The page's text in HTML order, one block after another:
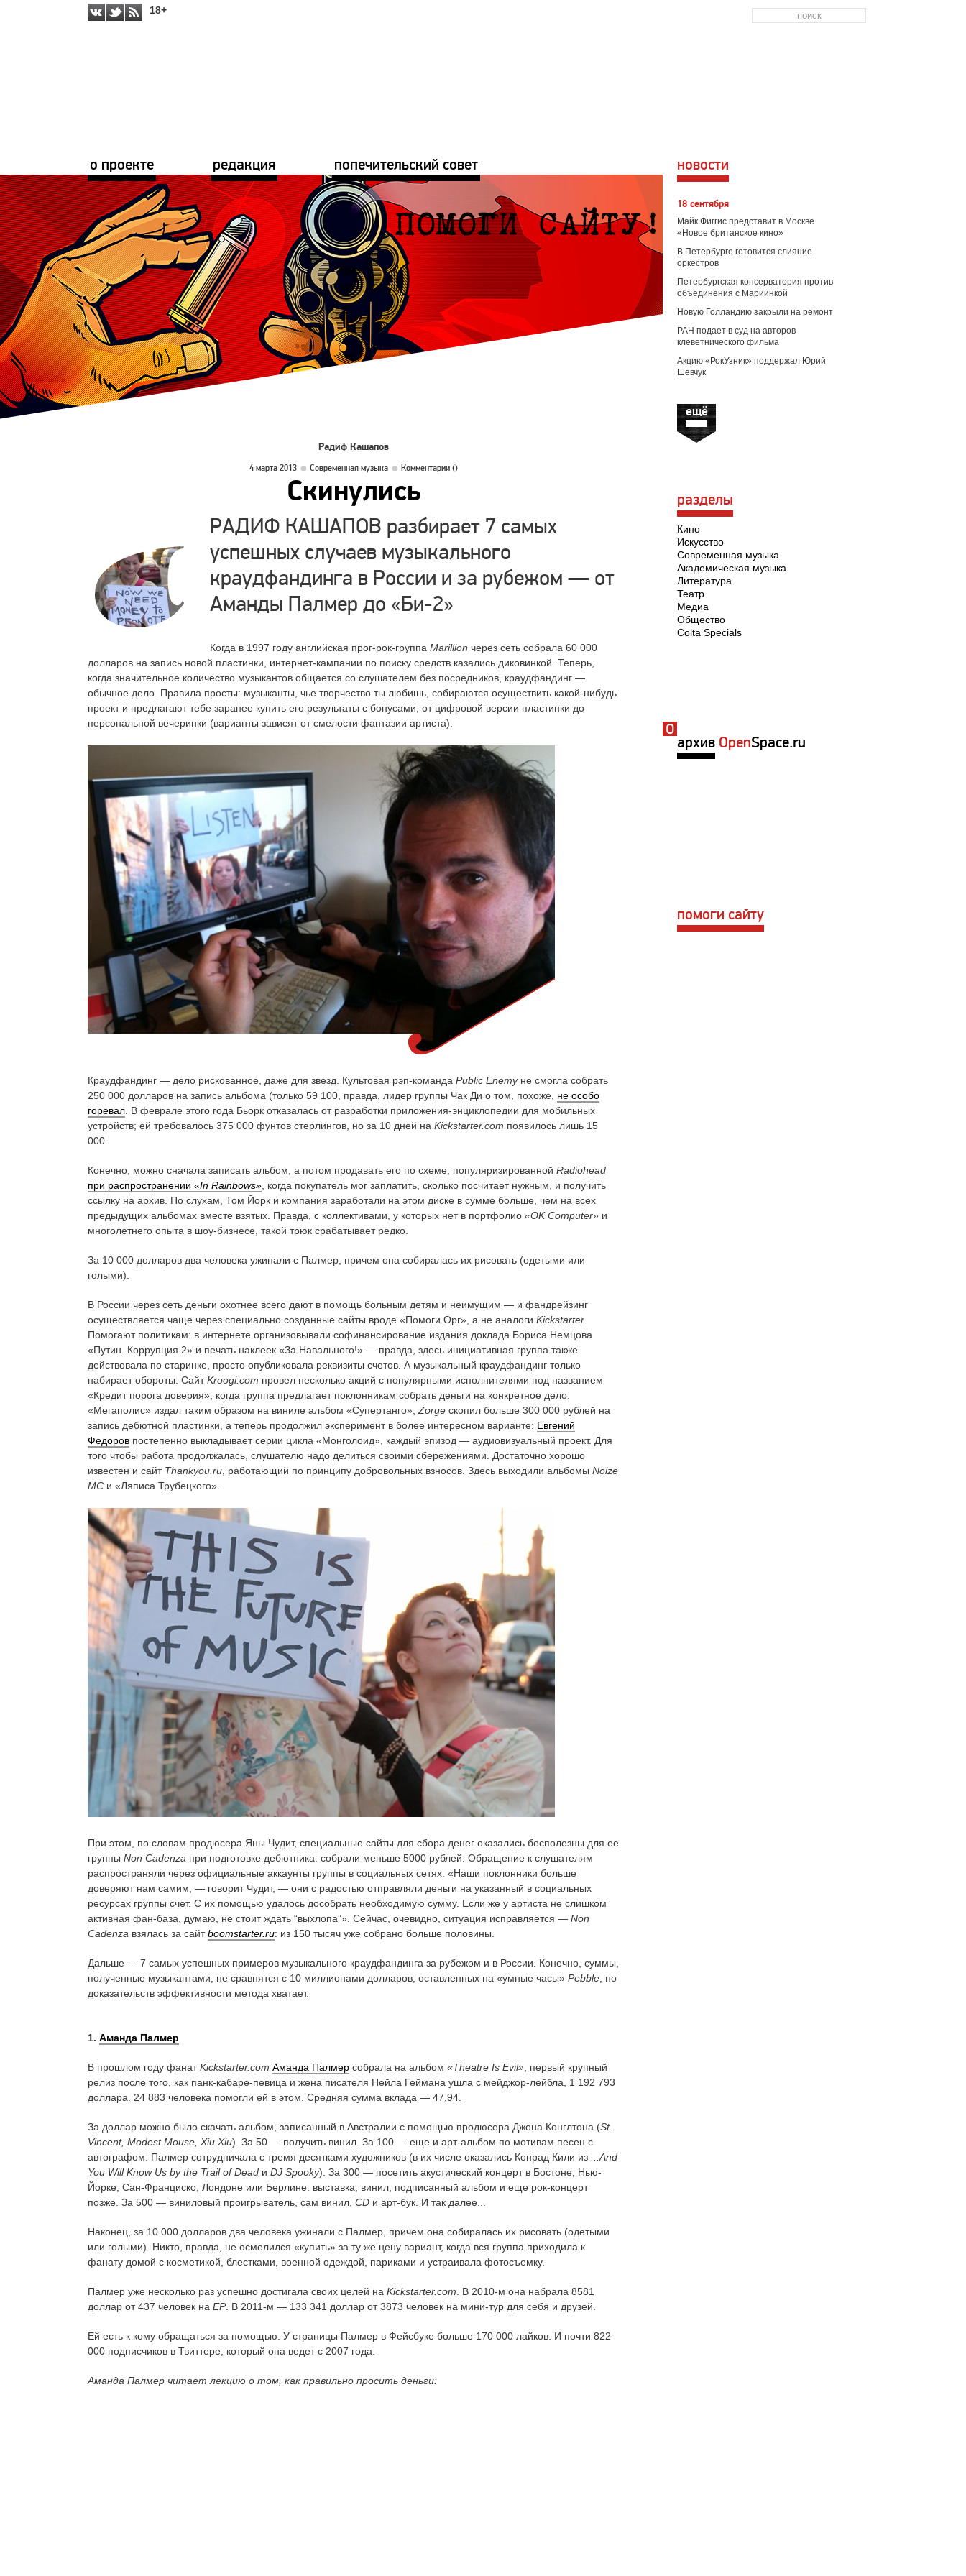
18+
о проекте редакция попечительский совет
Радиф Кашапов
4 марта 2013 Современная музыка Комментарии ()
Скинулись
РАДИФ КАШАПОВ разбирает 7 самых
успешных случаев музыкального
краудфандинга в России и за рубежом — от
Аманды Палмер до «Би-2»
Когда в 1997 году английская прог-рок-группа Marillion через сеть собрала 60 000
долларов на запись новой пластинки, интернет-кампании по поиску средств казались диковинкой. Теперь,
когда значительное количество музыкантов общается со слушателем без посредников, краудфандинг —
обычное дело. Правила просты: музыканты, чье творчество ты любишь, собираются осуществить какой-нибудь
проект и предлагают тебе заранее купить его результаты с бонусами, от цифровой версии пластинки до
персональной вечеринки (варианты зависят от смелости фантазии артиста).
Краудфандинг — дело рискованное, даже для звезд. Культовая рэп-команда Public Enemyне смогла собрать
250 000 долларов на запись альбома (только 59 100, правда, лидер группы Чак Ди о том, похоже, не особо
горевал . В феврале этого года Бьорк отказалась от разработки приложения-энциклопедии для мобильных
устройств; ей требовалось 375 000 фунтов стерлингов, но за 10 дней на Kickstarter.com появилось лишь 15
000.
Конечно, можно сначала записать альбом, а потом продавать его по схеме, популяризированной Radiohead
при распространении «In Rainbows» , когда покупатель мог заплатить, сколько посчитает нужным, и получить
ссылку на архив. По слухам, Том Йорк и компания заработали на этом диске в сумме больше, чем на всех
предыдущих альбомах вместе взятых. Правда, с коллективами, у которых нет в портфолио «OKComputer» и
многолетнего опыта в шоу-бизнесе, такой трюк срабатывает редко.
За 10 000 долларов два человека ужинали с Палмер, причем она собиралась их рисовать (одетыми или
голыми).
В России через сеть деньги охотнее всего дают в помощь больным детям и неимущим — и фандрейзинг
осуществляется чаще через специально созданные сайты вроде «Помоги.Орг», а не аналоги Kickstarter
Помогают политикам: в интернете организовывали софинансирование издания доклада Бориса Немцова
«Путин. Коррупция 2» и печать наклеек «За Навального!» — правда, здесь инициативная группа также
действовала по старинке, просто опубликовала реквизиты счетов. А музыкальный краудфандинг только
набирает обороты. СайтKroogi.com провел несколько акций с популярными исполнителями под названием
«Кредит порога доверия», когда группа предлагает поклонникам собрать деньги на конкретное дело.
«Мегаполис» издал таким образом на виниле альбом «Супертанго», Zorge скопил больше 300 000 рублей на
запись дебютной пластинки, а теперь продолжил эксперимент в более интересном варианте: Евгений
Федоров постепенно выкладывает серии цикла «Монголоид», каждый эпизод — аудиовизуальный проект. Для
того чтобы работа продолжалась, слушателю надо делиться своими сбережениями. Достаточно хорошо
известен и сайт Thankyou.ru , работающий по принципу добровольных взносов. Здесь выходили альбомы Noize
MC и «Ляписа Трубецкого».
При этом, по словам продюсера Яны Чудит, специальные сайты для сбора денег оказались бесполезны для ее
группы Non Cadenza при подготовке дебютника: собрали меньше 5000 рублей. Обращение к слушателям
распространяли через официальные аккаунты группы в социальных сетях. «Наши поклонники больше
доверяют нам самим, — говорит Чудит, — они с радостью отправляли деньги на указанный в социальных
ресурсах группы счет. С их помощью удалось дособрать необходимую сумму. Если же у артиста не слишком
активная фан-база, думаю, не стоит ждать “выхлопа”». Сейчас, очевидно, ситуация исправляется — Non
Cadenza взялась за сайтboomstarter.ru: из 150 тысяч уже собрано больше половины.
Дальше — 7 самых успешных примеров музыкального краудфандинга за рубежом и в России. Конечно, суммы,
полученные музыкантами, не сравнятся с 10 миллионами долларов, оставленных на «умные часы» Pebble , но
доказательств эффективности метода хватает.
1. Аманда Палмер
В прошлом году фанатKickstarter.com Аманда Палмер собрала на альбом «Theatre Is Evil» , первый крупный
релиз после того, как панк-кабаре-певица и жена писателя Нейла Геймана ушла с мейджор-лейбла, 1 192 793
доллара. 24 883 человека помогли ей в этом. Средняя сумма вклада — 47,94.
За доллар можно было скачать альбом, записанный в Австралии с помощью продюсера Джона Конглтона (St.
Vincent, Modest Mouse, Xiu Xiu). За 50 — получить винил. За 100 — еще и арт-альбом по мотивам песен с
автографом: Палмер сотрудничала с тремя десятками художников (в их числе оказались Конрад Кили из
...And
You Will Know Us by the Trail of Dead и DJ Spooky). За 300 — посетить акустический концерт в Бостоне, Нью-
Йорке, Сан-Франциско, Лондоне или Берлине: выставка, винил, подписанный альбом и еще рок-концерт
позже. За 500 — виниловый проигрыватель, сам винил, CD и арт-бук. И так далее...
Наконец, за 10 000 долларов два человека ужинали с Палмер, причем она собиралась их рисовать (одетыми
или голыми). Никто, правда, не осмелился «купить» за ту же цену вариант, когда вся группа приходила к
фанату домой с косметикой, блестками, военной одеждой, париками и устраивала фотосъемку.
Палмер уже несколько раз успешно достигала своих целей на Kickstarter.com . В 2010-м она набрала 8581
доллар от 437 человек на EP. В 2011-м — 133 341 доллар от 3873 человек на мини-тур для себя и друзей.
Ей есть к кому обращаться за помощью. У страницы Палмер в Фейсбуке больше 170 000 лайков. И почти 822
000 подписчиков в Твиттере, который она ведет с 2007 года.
Аманда Палмер читает лекцию о том, как правильно просить деньги:
новости
18 сентября
Майк Фиггис представит в Москве
«Новое британское кино»
В Петербурге готовится слияние
оркестров
Петербургская консерватория против
объединения с Мариинкой
Новую Голландию закрыли на ремонт
РАН подает в суд на авторов
клеветнического фильма
Акцию «РокУзник» поддержал Юрий
Шевчук
ещё
разделы
Кино
Искусство
Современная музыка
Академическая музыка
Литература
Театр
Медиа
Общество
Colta Specials
архив OpenSpace.ru
помоги сайту